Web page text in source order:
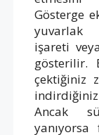
Gösterge
yuvarlak
işareti
gösterilir.
çektiğiniz
Ancak